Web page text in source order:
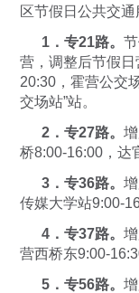
区节假日公共交通
1．专21路。
营，调整后节假
20:30，霍营公交
交场站”站。
2．专27路。
桥8:00-16:00，达
3．专36路。
传媒大学站9:00-
4．专37路。
营西桥东9:00-
5．专56路。